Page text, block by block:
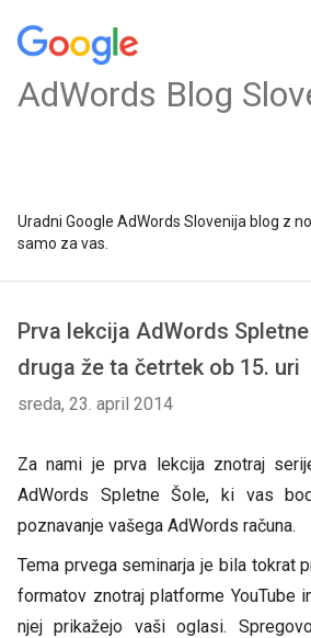
AdWords Blog
Uradni Google AdWords Slovenija blog z
samo za vas.
Prva lekcija AdWords
druga že ta četrtek ob 15. uri
sreda, 23. april 2014
Za nami je prva lekcija znotraj
AdWords Spletne Šole, ki vas
poznavanje vašega AdWords računa.
Tema prvega seminarja je bila tokrat
formatov znotraj platforme YouTube
njej prikažejo vaši oglasi.